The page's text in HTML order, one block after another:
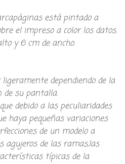
está pintado a
el impreso a color los datos.
y 6 cm de ancho.
dependiendo de la
de su pantalla.
debido a las peculiaridades
haya pequeñas variaciones
de un modelo a
agujeros de las ramas,las
típicas de la